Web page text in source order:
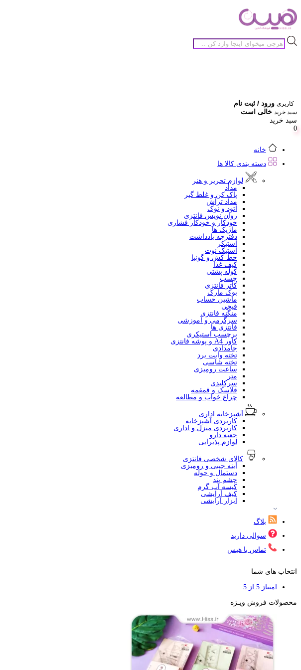
جستجوی
محصولات
کاربری ورود / ثبت نام
سبد خرید خالی است
سبد خرید
0
خانه
دسته بندی کالا ها
لوازم تحریر و هنر
مداد
پاک کن و غلط گیر
مداد تراش
اتود و نوک
روان نویس فانتزی
خودکار و خودکار فشاری
ماژیک ها
دفترچه یادداشت
استیکر
استیک نوت
خط کش و گونیا
کیف غذا
کوله پشتی
چسب
کاتر فانتزی
بوک مارک
ماشین حساب
قیچی
منگنه فانتزی
سرگرمی و آموزشی
فانتزی ها
برچسب استیکری
کاور A4 و پوشه فانتزی
جامدادی
تخته وایت برد
تخته شاسی
ساعت رومیزی
متر
سرکلیدی
فلاسک و قمقمه
چراغ خواب و مطالعه
آشپزخانه اداری
کاربردی آشپزخانه
کاربردی منزل و اداری
جعبه دارو
لوازم پذیرایی
کالای شخصی فانتزی
آینه جیبی و رومیزی
دستمال و حوله
چشم بند
کیسه آب گرم
کیف آرایشی
ابزار آرایشی
بلاگ
سوالی دارید
تماس با هیس
انتخاب های شما
امتیاز 5 از 5
محصولات فروش ویـژه